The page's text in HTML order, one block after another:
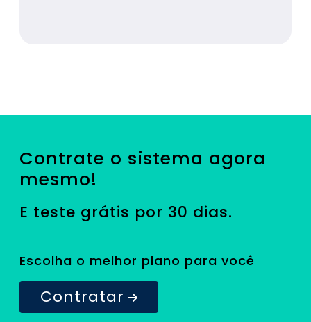
Contrate o sistema agora
mesmo!
E teste grátis por 30 dias.
Escolha o melhor plano para você
Contratar